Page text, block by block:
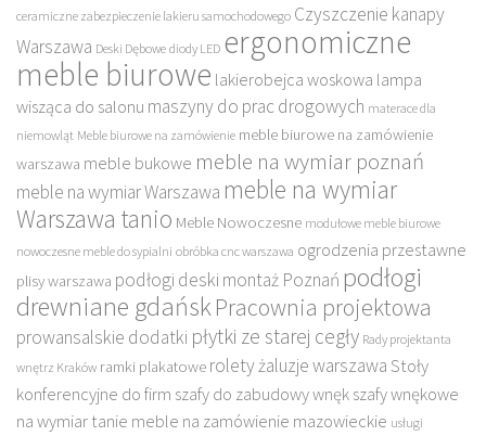
ceramiczne zabezpieczenie lakieru samochodowego Czyszczenie kanapy
Warszawa Deski Dębowe diody LED ergonomiczne
meble biurowe lakierobejca woskowa lampa
wisząca do salonu maszyny do prac drogowych materace dla
niemowląt Meble biurowe na zamówienie meble biurowe na zamówienie
warszawa meble bukowe meble na wymiar poznań
meble na wymiar Warszawa meble na wymiar
Warszawa tanio Meble Nowoczesne modułowe meble biurowe
nowoczesne meble do sypialni obróbka cnc warszawa ogrodzenia przestawne
plisy warszawa podłogi deski montaż Poznań podłogi
drewniane gdańskPracownia projektowa
prowansalskie dodatki płytki ze starej cegły Rady projektanta
wnętrz Kraków ramki plakatowe rolety żaluzje warszawa Stoły
konferencyjne do firm szafy do zabudowy wnęk szafy wnękowe
na wymiar tanie meble na zamówienie mazowieckie usługi